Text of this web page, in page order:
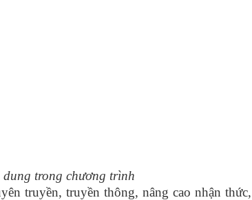
trong chương trình
truyền, truyền thông, nâng cao nhận thức,